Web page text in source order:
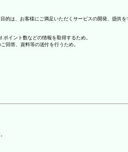
は、お客様にご満足いただくサービスの開発、提供
イント数などの情報を取得するため。
回答、資料等の送付を行うため。